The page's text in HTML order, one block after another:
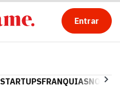
Entrar
STARTUPSFRANQUIAS